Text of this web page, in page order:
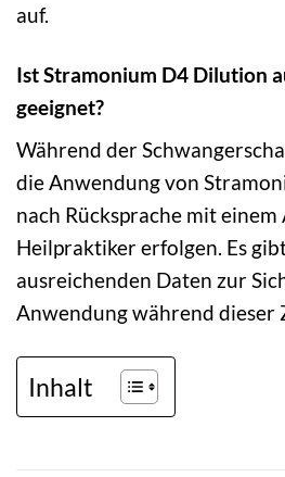
auf.
Ist Stramonium D4 Dilution
geeignet?
Während der
die Anwendung von
nach Rücksprache mit
Heilpraktiker erfolgen. Es
ausreichenden Daten zur
Anwendung während dieser
Inhalt